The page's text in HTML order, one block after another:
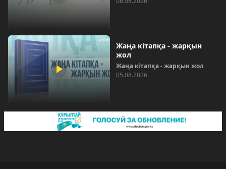
Жаңа кітапқа - жарқын
жол
Жаңа кітапқа - жарқын жол
05.08.2026